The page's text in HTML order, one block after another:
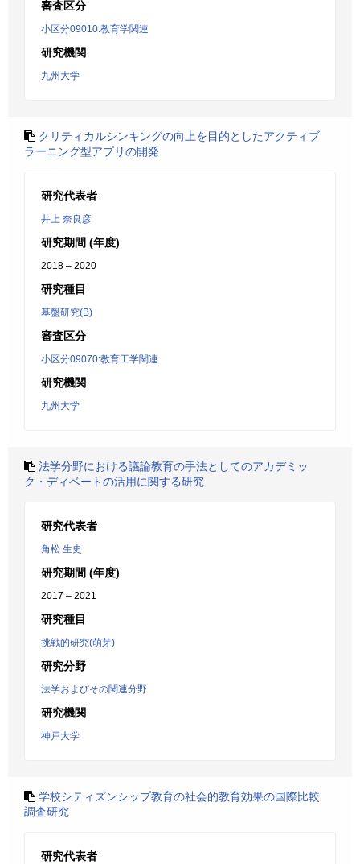
審査区分
小区分09010:教育学関連
研究機関
九州大学
クリティカルシンキングの向上を目的としたアクティブ
ラーニング型アプリの開発
研究代表者
井上 奈良彦
研究期間 (年度)
2018 – 2020
研究種目
基盤研究(B)
審査区分
小区分09070:教育工学関連
研究機関
九州大学
法学分野における議論教育の手法としてのアカデミッ
ク・ディベートの活用に関する研究
研究代表者
角松 生史
研究期間 (年度)
2017 – 2021
研究種目
挑戦的研究(萌芽)
研究分野
法学およびその関連分野
研究機関
神戸大学
学校シティズンシップ教育の社会的教育効果の国際比較
調査研究
研究代表者